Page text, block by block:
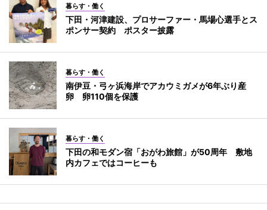
暮らす・働く
下田・河津建設、プロサーファー・馬場心選手とス
ポンサー契約 ポスター披露
暮らす・働く
南伊豆・弓ヶ浜海岸でアカウミガメが6年ぶり産
卵 卵110個を保護
暮らす・働く
下田の和モダン宿「おがわ旅館」が50周年 敷地
内カフェではコーヒーも